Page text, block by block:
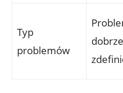
Typ
problemów
dobrze